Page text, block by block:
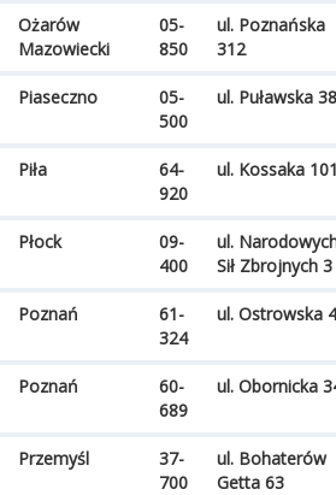
Ożarów
Mazowiecki
05-
850
ul. Poznańska
312
Piaseczno
05-
500
ul. Puławska 38
Piła
64-
920
ul. Kossaka
Płock
09-
400
ul.
Sił Zbrojnych 3
Poznań
61-
324
ul. Ostrowska
Poznań
60-
689
ul. Obornicka
Przemyśl
37-
700
ul. Bohaterów
Getta 63